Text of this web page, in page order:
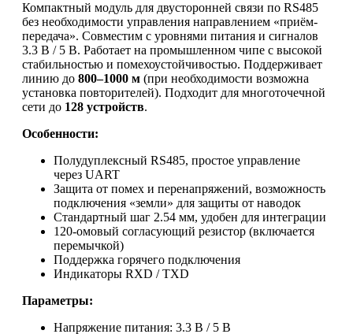
Компактный модуль для двусторонней связи по RS485
без необходимости управления направлением «приём-
передача». Совместим с уровнями питания и сигналов
3.3 В / 5 В. Работает на промышленном чипе с высокой
стабильностью и помехоустойчивостью. Поддерживает
линию до 800–1000 м (при необходимости возможна
установка повторителей). Подходит для многоточечной
сети до 128 устройств.
Особенности:
Полудуплексный RS485, простое управление
через UART
Защита от помех и перенапряжений, возможность
подключения «земли» для защиты от наводок
Стандартный шаг 2.54 мм, удобен для интеграции
120-омовый согласующий резистор (включается
перемычкой)
Поддержка горячего подключения
Индикаторы RXD / TXD
Параметры:
Напряжение питания: 3.3 В / 5 В